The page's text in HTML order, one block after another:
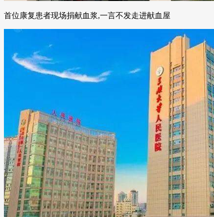
首位康复患者现场捐献血浆,一言不发走进献血屋